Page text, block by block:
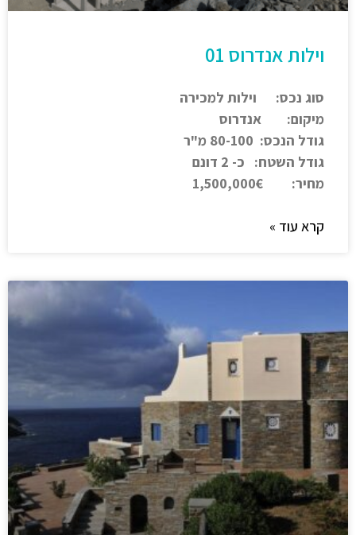
וילות אנדרוס 01
סוג נכס: וילות למכירה
מיקום: אנדרוס
גודל הנכס: 80-100 מ"ר
גודל השטח: כ- 2 דונם
מחיר: 1,500,000€
קרא עוד »